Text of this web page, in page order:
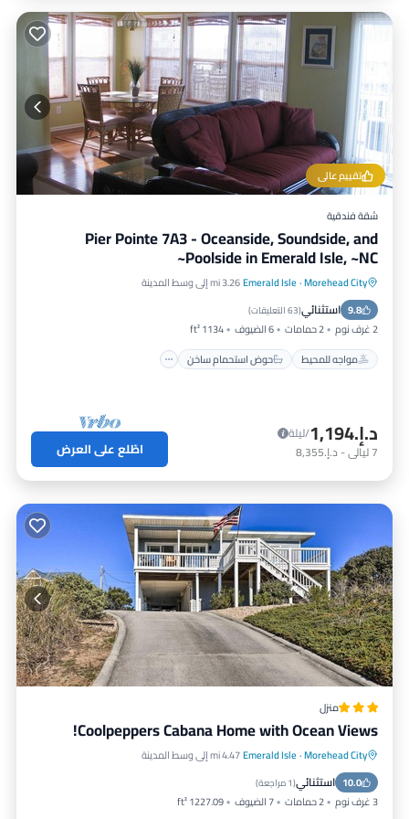
تقييم عالي
شقة فندقية
Pier Pointe 7A3 - Oceanside, Soundside, and
Poolside in Emerald Isle, ~NC~
Morehead City
·
Emerald Isle3.26 mi إلى وسط المدينة
9.8 استثنائي(63 التعليقات )
2 غرف نوم 2 حمامات 6 الضيوف
1134 ft²
مواجه للمحيط
حوض استحمام ساخن
مواجه للمحيط
حوض استحمام ساخن
موقف سيارات
د.إ.‏1,194
/ليلة
7ليالي- د.إ.‏8,355 اطّلع على العرض
منزل
Coolpeppers Cabana Home with Ocean Views!
Morehead City
·
Emerald Isle4.47 mi إلى وسط المدينة
10.0 استثنائي(1 مراجعة )
3 غرف نوم 2 حمامات 7 الضيوف 1227.09 ft²
موقف سيارات إطلالة على المحيط
إنترنت